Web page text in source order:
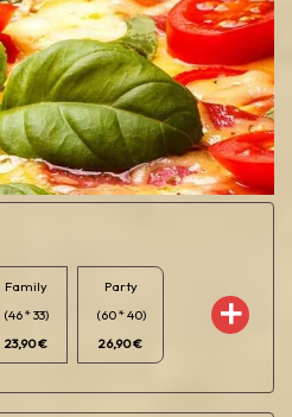
Family
(46 * 33)
23,90 €
Party
(60 * 40)
26,90 €